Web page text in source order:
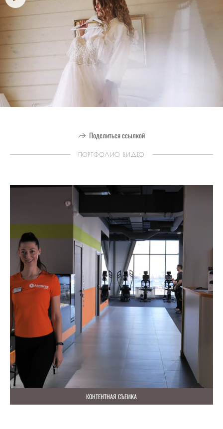
Поделиться ссылкой
ПОРТФОЛИО ВИДЕО
КОНТЕНТНАЯ СЪЕМКА